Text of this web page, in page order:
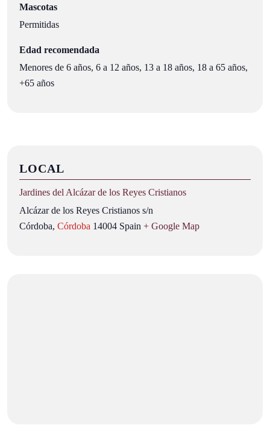
Mascotas
Permitidas
Edad recomendada
Menores de 6 años, 6 a 12 años, 13 a 18 años, 18 a 65 años,
+65 años
LOCAL
Jardines del Alcázar de los Reyes Cristianos
Alcázar de los Reyes Cristianos s/n
Córdoba, Córdoba 14004 Spain + Google Map